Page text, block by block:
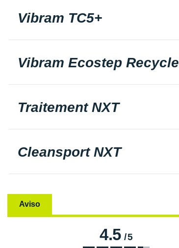
Vibram TC5+
Vibram Ecostep Recycle
Traitement NXT
Cleansport NXT
Aviso
4.5/5